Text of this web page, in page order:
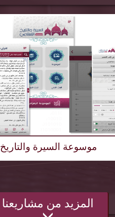
موسوعة السيرة والتاريخ
المزيد من مشاريعنا